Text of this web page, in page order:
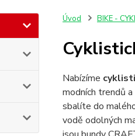
Úvod BIKE -
Nabízíme
modních trendů
sbalíte do
vodě odolných